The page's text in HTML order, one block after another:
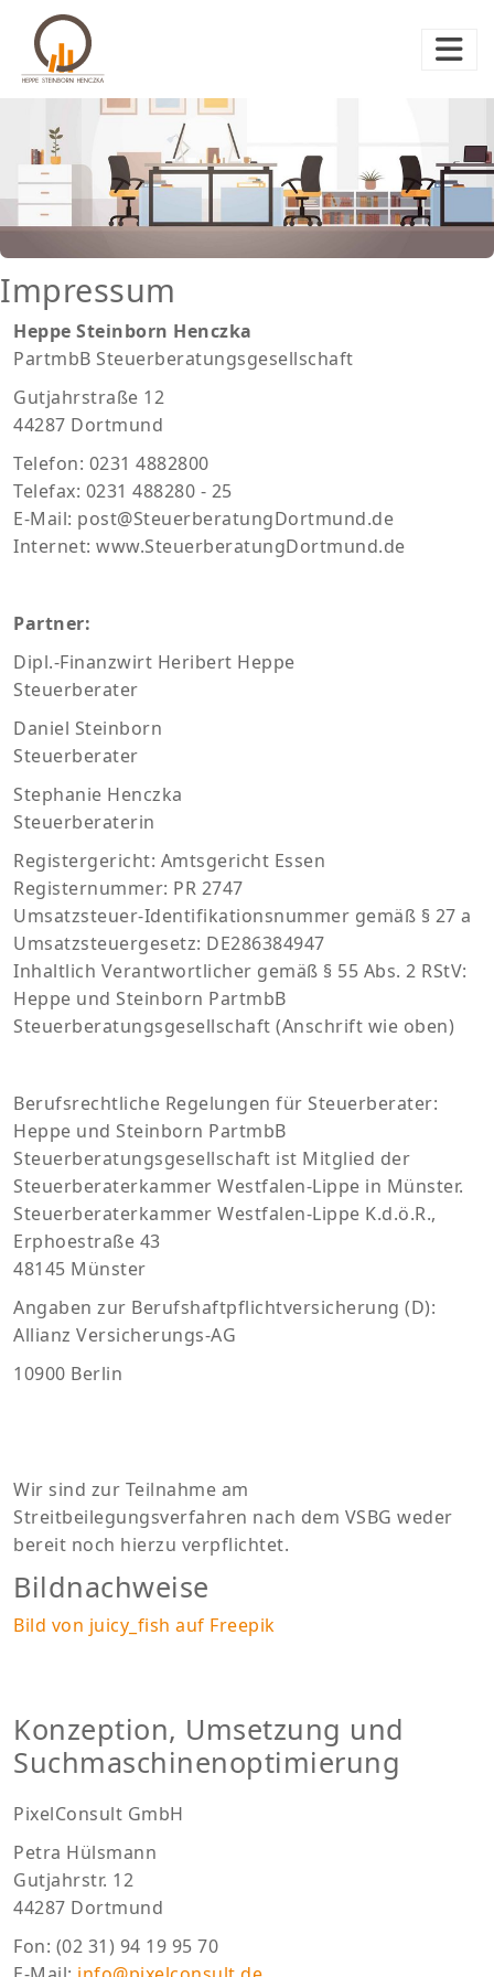
Impressum
Heppe Steinborn Henczka
PartmbB Steuerberatungsgesellschaft
Gutjahrstraße 12
44287 Dortmund
Telefon: 0231 4882800
Telefax: 0231 488280 - 25
E-Mail: post@SteuerberatungDortmund.de
Internet: www.SteuerberatungDortmund.de
Partner:
Dipl.-Finanzwirt Heribert Heppe
Steuerberater
Daniel Steinborn
Steuerberater
Stephanie Henczka
Steuerberaterin
Registergericht: Amtsgericht Essen
Registernummer: PR 2747
Umsatzsteuer-Identifikationsnummer gemäß § 27 a
Umsatzsteuergesetz: DE286384947
Inhaltlich Verantwortlicher gemäß § 55 Abs. 2 RStV:
Heppe und Steinborn PartmbB
Steuerberatungsgesellschaft (Anschrift wie oben)
Berufsrechtliche Regelungen für Steuerberater:
Heppe und Steinborn PartmbB
Steuerberatungsgesellschaft ist Mitglied der
Steuerberaterkammer Westfalen-Lippe in Münster.
Steuerberaterkammer Westfalen-Lippe K.d.ö.R.,
Erphoestraße 43
48145 Münster
Angaben zur Berufshaftpflichtversicherung (D):
Allianz Versicherungs-AG
10900 Berlin
Wir sind zur Teilnahme am
Streitbeilegungsverfahren nach dem VSBG weder
bereit noch hierzu verpflichtet.
Bildnachweise
Bild von juicy_fish auf Freepik
Konzeption, Umsetzung und
Suchmaschinenoptimierung
PixelConsult GmbH
Petra Hülsmann
Gutjahrstr. 12
44287 Dortmund
Fon: (02 31) 94 19 95 70